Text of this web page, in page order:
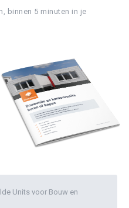
binnen 5 minuten in je
Units voor Bouw en